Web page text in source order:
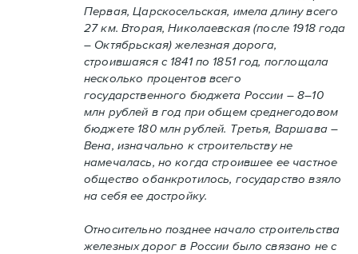
Первая, Царскосельская, имела длину всего
27 км. Вторая, Николаевская (после 1918 года
– Октябрьская) железная дорога,
строившаяся с 1841 по 1851 год, поглощала
несколько процентов всего
государственного бюджета России – 8–10
млн рублей в год при общем среднегодовом
бюджете 180 млн рублей. Третья, Варшава –
Вена, изначально к строительству не
намечалась, но когда строившее ее частное
общество обанкротилось, государство взяло
на себя ее достройку.
Относительно позднее начало строительства
железных дорог в России было связано не с